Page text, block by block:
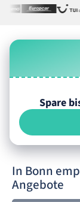
Spare
In Bonn
Angebote